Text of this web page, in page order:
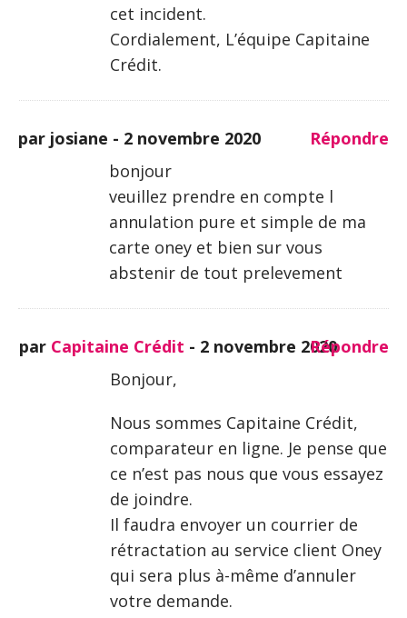
cet incident.
Cordialement, L’équipe Capitaine
Crédit.
par josiane - 2 novembre 2020
Répondre
bonjour
veuillez prendre en compte l
annulation pure et simple de ma
carte oney et bien sur vous
abstenir de tout prelevement
par Capitaine Crédit - 2 novembre 2020Répondre
Bonjour,
Nous sommes Capitaine Crédit,
comparateur en ligne. Je pense que
ce n’est pas nous que vous essayez
de joindre.
Il faudra envoyer un courrier de
rétractation au service client Oney
qui sera plus à-même d’annuler
votre demande.